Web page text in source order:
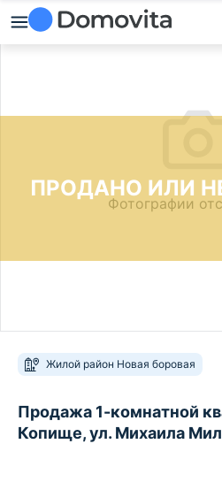
ПРОДАНО ИЛИ
Фотографии
Жилой район Новая боровая
Продажа 1-комнатной
Копище, ул. Михаила